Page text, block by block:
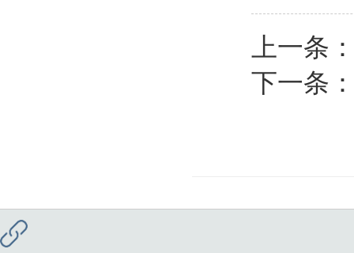
上一条
下一条